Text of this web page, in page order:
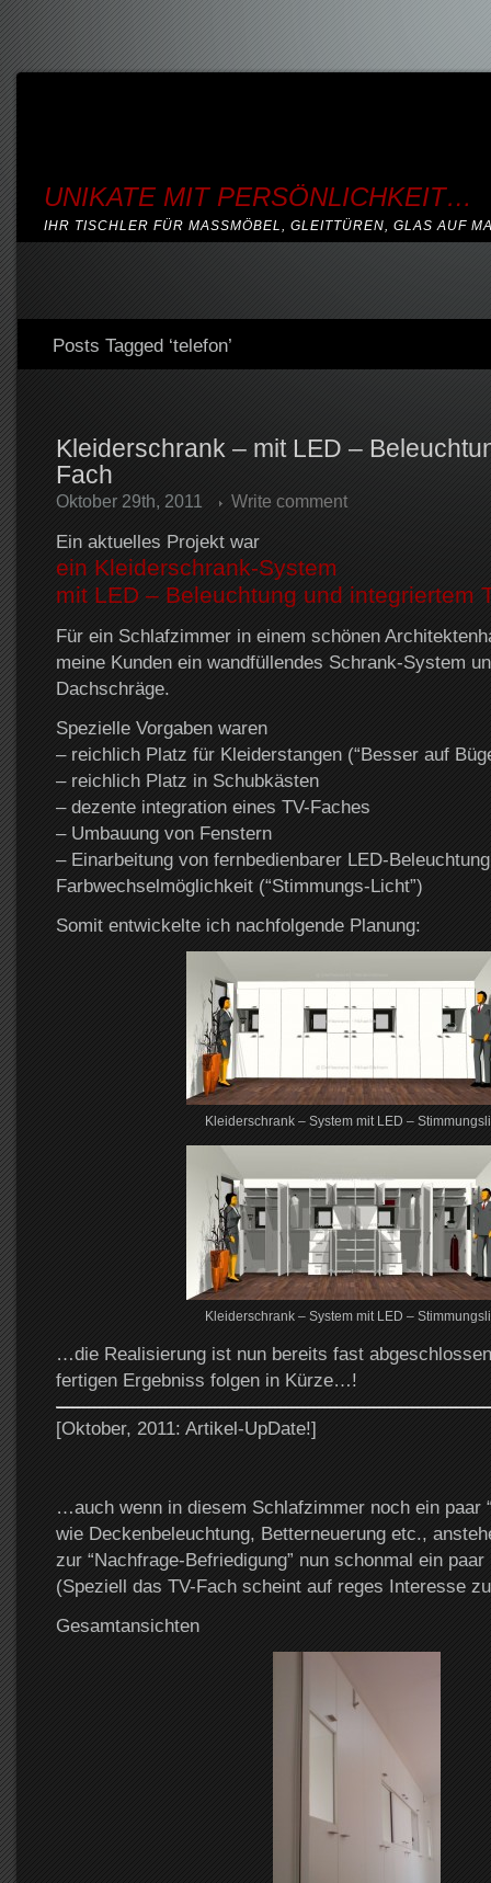
UNIKATE MIT PERSÖNLICHKEIT…
IHR TISCHLER FÜR MASSMÖBEL, GLEITTÜREN, GLAS AUF
Posts Tagged ‘telefon’
Kleiderschrank – mit LED –
Fach
Oktober 29th, 2011 Write comment
Ein aktuelles Projekt war
ein Kleiderschrank-System
mit LED – Beleuchtung und integriertem
Für ein Schlafzimmer in einem schönen
meine Kunden ein wandfüllendes Schrank-System
Dachschräge.
Spezielle Vorgaben waren
– reichlich Platz für Kleiderstangen (“Besser auf
– reichlich Platz in Schubkästen
– dezente integration eines TV-Faches
– Umbauung von Fenstern
– Einarbeitung von fernbedienbarer LED-
Farbwechselmöglichkeit (“Stimmungs-Licht”)
Somit entwickelte ich nachfolgende Planung:
Kleiderschrank – System mit LED –
Kleiderschrank – System mit LED –
…die Realisierung ist nun bereits fast
fertigen Ergebniss folgen in Kürze…!
[Oktober, 2011: Artikel-UpDate!]
…auch wenn in diesem Schlafzimmer noch ein paar
wie Deckenbeleuchtung, Betterneuerung etc.,
zur “Nachfrage-Befriedigung” nun schonmal ein
(Speziell das TV-Fach scheint auf reges Interesse
Gesamtansichten